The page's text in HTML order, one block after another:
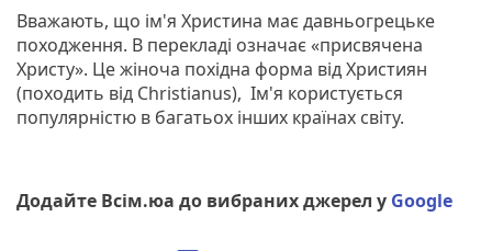
Вважають, що ім'я Христина має давньогрецьке
походження. В перекладі означає «присвячена
Христу». Це жіноча похідна форма від Християн
(походить від Christianus), Ім'я користується
популярністю в багатьох інших країнах світу.
Додайте Всім.юа до вибраних джерел у Google